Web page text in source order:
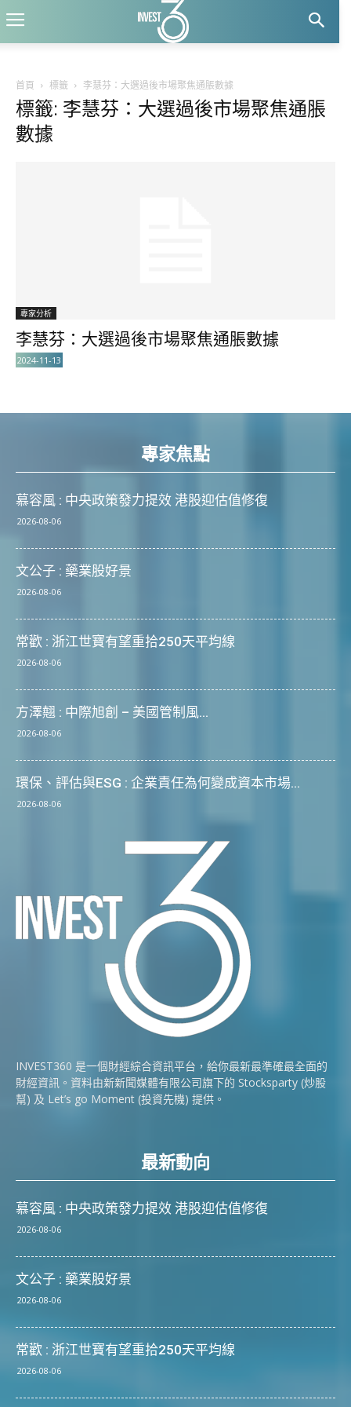
首頁 標籤 李慧芬：大選過後市場聚焦通脹數據
標籤: 李慧芬：大選過後市場聚焦通脹
數據
專家分析
李慧芬：大選過後市場聚焦通脹數據
2024-11-13
專家焦點
慕容風 : 中央政策發力提效 港股迎估值修復
2026-08-06
文公子 : 藥業股好景
2026-08-06
常歡 : 浙江世寶有望重拾250天平均線
2026-08-06
方澤翹 : 中際旭創 – 美國管制風...
2026-08-06
環保、評估與ESG : 企業責任為何變成資本市場...
2026-08-06
INVEST360 是一個財經綜合資訊平台，給你最新最準確最全面的
財經資訊。資料由新新聞媒體有限公司旗下的 Stocksparty (炒股
幫) 及 Let’s go Moment (投資先機) 提供。
最新動向
慕容風 : 中央政策發力提效 港股迎估值修復
2026-08-06
文公子 : 藥業股好景
2026-08-06
常歡 : 浙江世寶有望重拾250天平均線
2026-08-06